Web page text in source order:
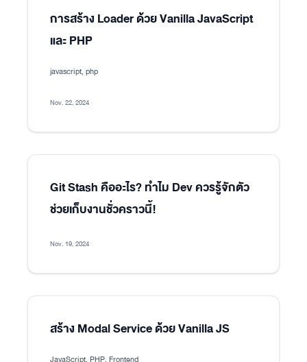
การสร้าง Loader ด้วย Vanilla JavaScript
และ PHP
javascript, php
Nov. 22, 2024
Git Stash คืออะไร? ทำไม Dev ควรรู้จักตัว
ช่วยเก็บงานชั่วคราวนี้!
Nov. 19, 2024
สร้าง Modal Service ด้วย Vanilla JS
JavaScript, PHP, Frontend